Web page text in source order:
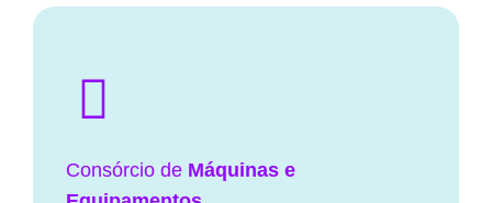
Consórcio de Máquinas e